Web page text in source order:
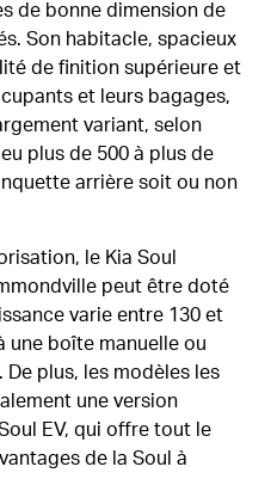
de bonne dimension de
Son habitacle, spacieux
de finition supérieure et
et leurs bagages,
variant, selon
plus de 500 à plus de
arrière soit ou non
le Kia Soul
peut être doté
varie entre 130 et
une boîte manuelle ou
plus, les modèles les
une version
EV, qui offre tout le
de la Soul à